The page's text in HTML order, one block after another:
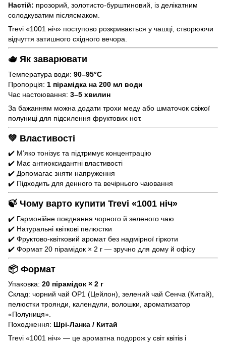
Настій: прозорий, золотисто-бурштиновий, із делікатним
солодкуватим післясмаком.
Trevi «1001 ніч» поступово розкривається у чашці, створюючи
відчуття затишного східного вечора.
🫖 Як заварювати
Температура води: 90–95°C
Пропорція: 1 пірамідка на 200 мл води
Час настоювання: 3–5 хвилин
За бажанням можна додати трохи меду або шматочок свіжої
полуниці для підсилення фруктових нот.
💚 Властивості
✔️ М’яко тонізує та підтримує концентрацію
✔️ Має антиоксидантні властивості
✔️ Допомагає зняти напруження
✔️ Підходить для денного та вечірнього чаювання
🍃 Чому варто купити Trevi «1001 ніч»
✔️ Гармонійне поєднання чорного й зеленого чаю
✔️ Натуральні квіткові пелюстки
✔️ Фруктово-квітковий аромат без надмірної гіркоти
✔️ Формат 20 пірамідок × 2 г — зручно для дому й офісу
📦 Формат
Упаковка: 20 пірамідок × 2 г
Склад: чорний чай OP1 (Цейлон), зелений чай Сенча (Китай),
пелюстки троянди, календули, волошки, ароматизатор
«Полуниця».
Походження: Шрі-Ланка / Китай
Trevi «1001 ніч» — це ароматна подорож у світ квітів і